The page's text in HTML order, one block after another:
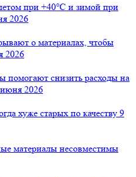
при +40°C и зимой при
2026
о материалах, чтобы
2026
помогают снизить расходы на
2026
хуже старых по качеству 9
материалы несовместимы